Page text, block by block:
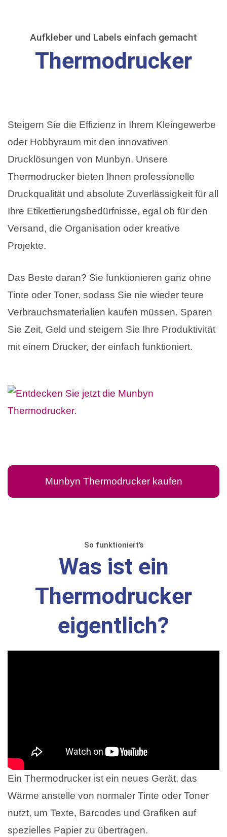
Aufkleber und Labels einfach gemacht
Thermodrucker
Steigern Sie die Effizienz in Ihrem Kleingewerbe
oder Hobbyraum mit den innovativen
Drucklösungen von Munbyn. Unsere
Thermodrucker bieten Ihnen professionelle
Druckqualität und absolute Zuverlässigkeit für all
Ihre Etikettierungsbedürfnisse, egal ob für den
Versand, die Organisation oder kreative
Projekte.
Das Beste daran? Sie funktionieren ganz ohne
Tinte oder Toner, sodass Sie nie wieder teure
Verbrauchsmaterialien kaufen müssen. Sparen
Sie Zeit, Geld und steigern Sie Ihre Produktivität
mit einem Drucker, der einfach funktioniert.
Munbyn Thermodrucker kaufen
So funktioniert’s
Was ist ein
Thermodrucker
eigentlich?
Ein Thermodrucker ist ein neues Gerät, das
Wärme anstelle von normaler Tinte oder Toner
nutzt, um Texte, Barcodes und Grafiken auf
spezielles Papier zu übertragen.